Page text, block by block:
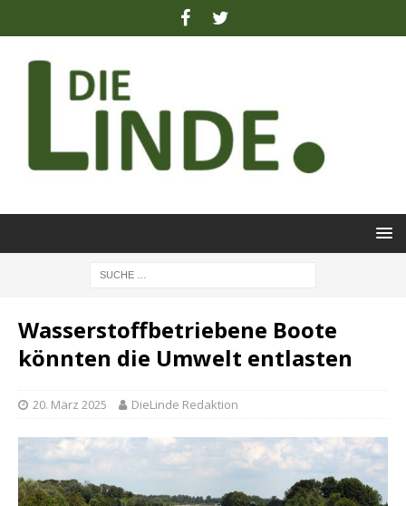
Wasserstoffbetriebene Boote
könnten die Umwelt entlasten
20. März 2025 DieLinde Redaktion